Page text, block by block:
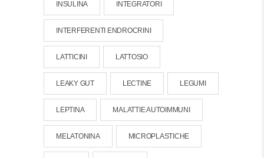
INSULINA INTEGRATORI
INTERFERENTI ENDROCRINI
LATTICINI LATTOSIO
LEAKY GUT LECTINE LEGUMI
LEPTINA MALATTIE AUTOIMMUNI
MELATONINA MICROPLASTICHE